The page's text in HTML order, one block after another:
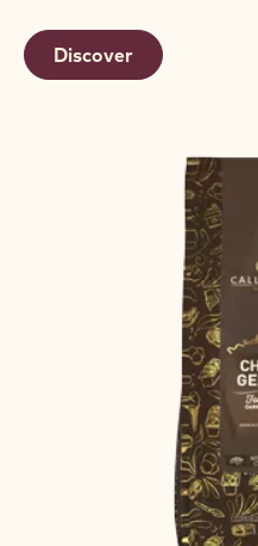
Discover